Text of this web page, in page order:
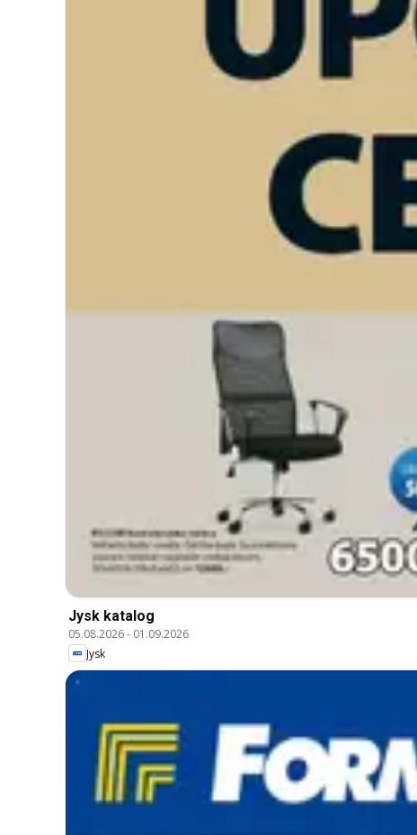
Jysk katalog
05.08.2026- 01.09.2026
Jysk